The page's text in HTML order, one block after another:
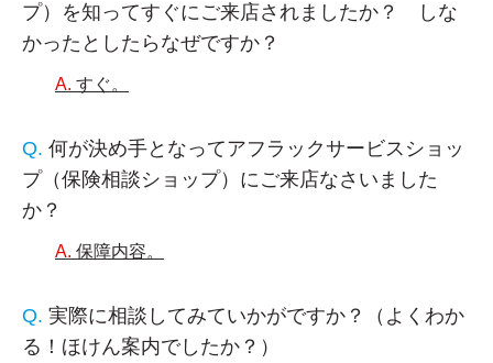
プ）を知ってすぐにご来店されましたか？ しな
かったとしたらなぜですか？
すぐ。
何が決め手となってアフラックサービスショッ
プ（保険相談ショップ）にご来店なさいました
か？
保障内容。
実際に相談してみていかがですか？（よくわか
る！ほけん案内でしたか？）